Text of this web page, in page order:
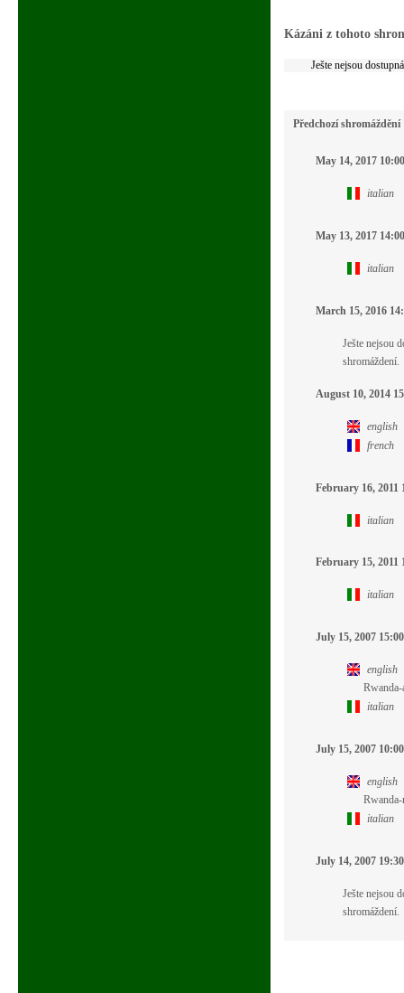
Kázáni z tohoto
Ješte nejsou
Předchozí shromáždění
May 14, 2017 10:00
italian
May 13, 2017 14:00
italian
March 15, 2016
Ješte nejsou
shromáždení.
August 10, 2014
english
french
February 16, 2011
italian
February 15, 2011
italian
July 15, 2007 15:00
english
italian
July 15, 2007 10:00
english
italian
July 14, 2007 19:30
Ješte nejsou
shromáždení.